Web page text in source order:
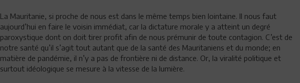
La Mauritanie, si proche de nous est dans le même temps bien lointaine. Il nous faut
aujourd’hui en faire le voisin immédiat, car la dictature morale y a atteint un degré
paroxystique dont on doit tirer profit afin de nous prémunir de toute contagion. C’est de
notre santé qu’il s’agit tout autant que de la santé des Mauritaniens et du monde; en
matière de pandémie, il n’y a pas de frontière ni de distance. Or, la viralité politique et
surtout idéologique se mesure à la vitesse de la lumière.